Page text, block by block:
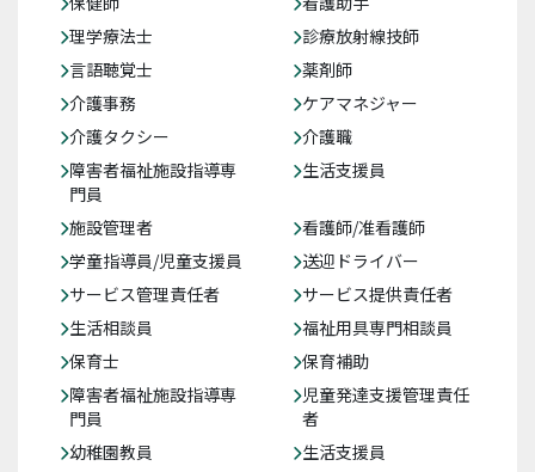
理学療法士
診療放射線技師
言語聴覚士
薬剤師
介護事務
ケアマネジャー
介護タクシー
介護職
障害者福祉施設指導専
門員
生活支援員
施設管理者
看護師/准看護師
学童指導員/児童支援員
送迎ドライバー
サービス管理責任者
サービス提供責任者
生活相談員
福祉用具専門相談員
保育士
保育補助
障害者福祉施設指導専
門員
児童発達支援管理責任
者
幼稚園教員
生活支援員